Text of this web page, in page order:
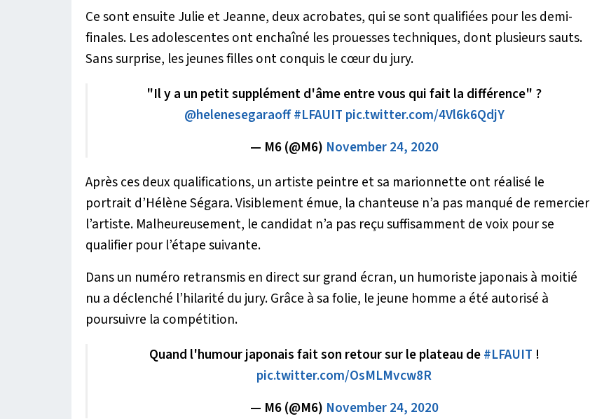
Ce sont ensuite Julie et Jeanne, deux acrobates, qui se sont qualifiées pour les demi-
finales. Les adolescentes ont enchaîné les prouesses techniques, dont plusieurs sauts.
Sans surprise, les jeunes filles ont conquis le cœur du jury.
"Il y a un petit supplément d'âme entre vous qui fait la différence" ?
@helenesegaraoff#LFAUIT pic.twitter.com/4Vl6k6QdjY
— M6 (@M6) November 24, 2020
Après ces deux qualifications, un artiste peintre et sa marionnette ont réalisé le
portrait d’Hélène Ségara. Visiblement émue, la chanteuse n’a pas manqué de remercier
l’artiste. Malheureusement, le candidat n’a pas reçu suffisamment de voix pour se
qualifier pour l’étape suivante.
Dans un numéro retransmis en direct sur grand écran, un humoriste japonais à moitié
nu a déclenché l’hilarité du jury. Grâce à sa folie, le jeune homme a été autorisé à
poursuivre la compétition.
Quand l'humour japonais fait son retour sur le plateau de#LFAUIT !
pic.twitter.com/OsMLMvcw8R
— M6 (@M6) November 24, 2020